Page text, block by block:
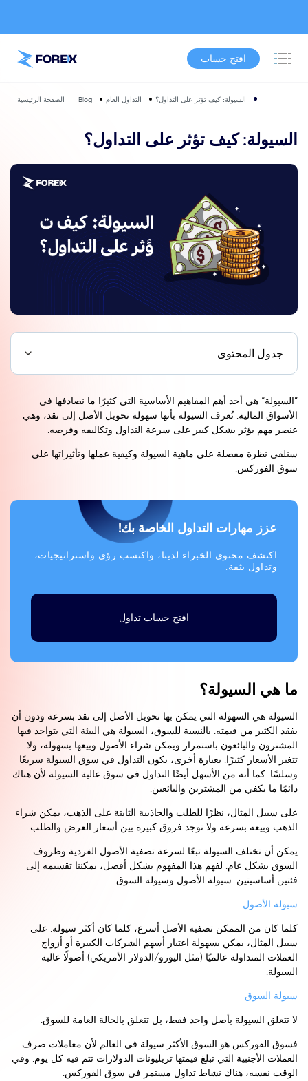
افتح حساب
الصفحة الرئيسية Blog التداول العام السيولة: كيف تؤثر على التداول؟
السيولة: كيف تؤثر على التداول؟
جدول المحتوى
”السيولة“ هي أحد أهم المفاهيم الأساسية التي كثيرًا ما نصادفها في
الأسواق المالية. تُعرف السيولة بأنها سهولة تحويل الأصل إلى نقد، وهي
عنصر مهم يؤثر بشكل كبير على سرعة التداول وتكاليفه وفرصه.
سنلقي نظرة مفصلة على ماهية السيولة وكيفية عملها وتأثيراتها على
سوق الفوركس.
عزز مهارات التداول الخاصة بك!
اكتشف محتوى الخبراء لدينا، واكتسب رؤى واستراتيجيات،
وتداول بثقة.
افتح حساب تداول
ما هي السيولة؟
السيولة هي السهولة التي يمكن بها تحويل الأصل إلى نقد بسرعة ودون أن
يفقد الكثير من قيمته. بالنسبة للسوق، السيولة هي البيئة التي يتواجد فيها
المشترون والبائعون باستمرار ويمكن شراء الأصول وبيعها بسهولة، ولا
تتغير الأسعار كثيرًا. بعبارة أخرى، يكون التداول في سوق السيولة سريعًا
وسلسًا. كما أنه من الأسهل أيضًا التداول في سوق عالية السيولة لأن هناك
دائمًا ما يكفي من المشترين والبائعين.
على سبيل المثال، نظرًا للطلب والجاذبية الثابتة على الذهب، يمكن شراء
الذهب وبيعه بسرعة ولا توجد فروق كبيرة بين أسعار العرض والطلب.
يمكن أن تختلف السيولة تبعًا لسرعة تصفية الأصول الفردية وظروف
السوق بشكل عام. لفهم هذا المفهوم بشكل أفضل، يمكننا تقسيمه إلى
فئتين أساسيتين: سيولة الأصول وسيولة السوق.
سيولة الأصول
كلما كان من الممكن تصفية الأصل أسرع، كلما كان أكثر سيولة. على
سبيل المثال، يمكن بسهولة اعتبار أسهم الشركات الكبيرة أو أزواج
العملات المتداولة عالميًا (مثل اليورو/الدولار الأمريكي) أصولًا عالية
السيولة.
سيولة السوق
لا تتعلق السيولة بأصل واحد فقط، بل تتعلق بالحالة العامة للسوق.
فسوق الفوركس هو السوق الأكثر سيولة في العالم لأن معاملات صرف
العملات الأجنبية التي تبلغ قيمتها تريليونات الدولارات تتم فيه كل يوم. وفي
الوقت نفسه، هناك نشاط تداول مستمر في سوق الفوركس.